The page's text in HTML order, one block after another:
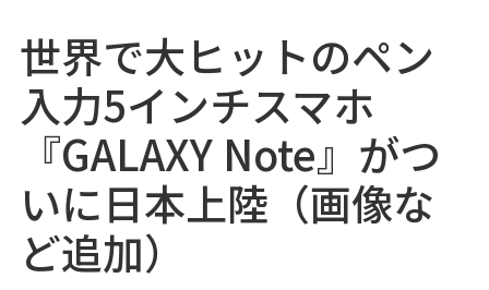
世界で大ヒットのペン
入力5インチスマホ
『GALAXY Note』がつ
いに日本上陸（画像な
ど追加）